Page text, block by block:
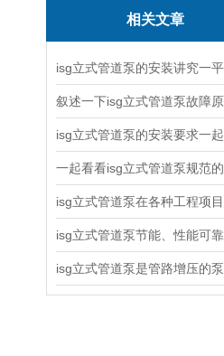
相关文章
isg立式管道泵节能、性能可靠